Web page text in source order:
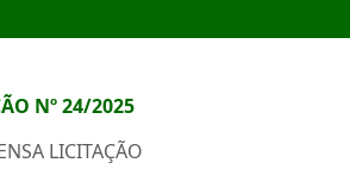
Nº 24/2025
LICITAÇÃO